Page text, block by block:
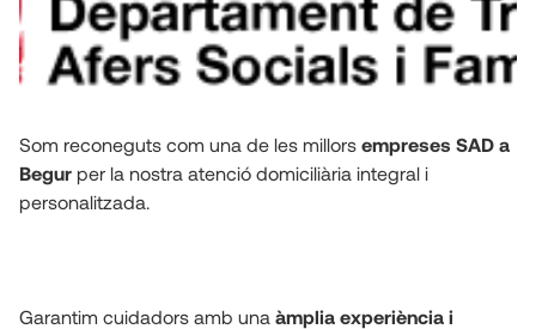
Som reconeguts com una de les millors empreses SAD a
Begur per la nostra atenció domiciliària integral i
personalitzada.
Garantim cuidadors amb una àmplia experiència i